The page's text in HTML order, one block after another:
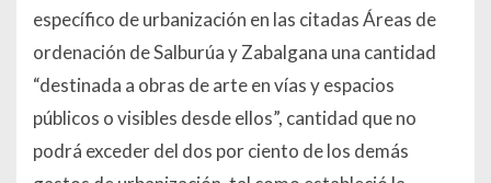
específico de urbanización en las citadas Áreas de
ordenación de Salburúa y Zabalgana una cantidad
“destinada a obras de arte en vías y espacios
públicos o visibles desde ellos”, cantidad que no
podrá exceder del dos por ciento de los demás